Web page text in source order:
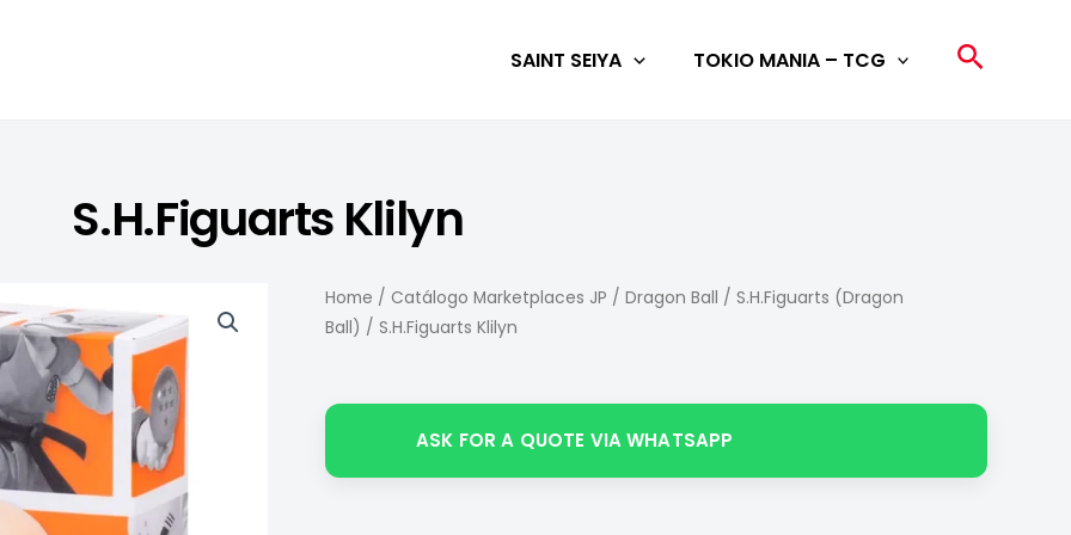
SAINT SEIYA TOKIO MANIA – TCG Search
S.H.Figuarts Klilyn
Home /Catálogo Marketplaces JP /Dragon Ball /S.H.Figuarts (Dragon
Ball) / S.H.Figuarts Klilyn
ASK FOR A QUOTE VIA WHATSAPP